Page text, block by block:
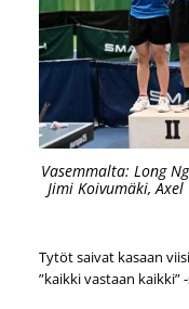
Vasemmalta: Long
Jimi Koivumäki,
Tytöt saivat kasaan
”kaikki vastaan kaikki”